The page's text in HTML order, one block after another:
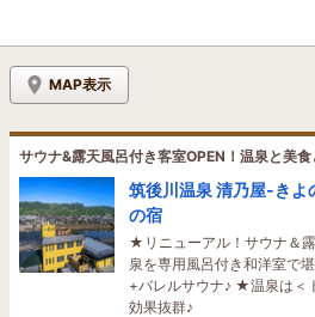
MAP表示
サウナ&露天風呂付き客室OPEN！温泉と美
筑後川温泉 清乃屋-きよ
の宿
★リニューアル！サウナ＆
泉を専用風呂付き和洋室で
+バレルサウナ♪ ★温泉は＜
効果抜群♪
1名がこの宿を見ています